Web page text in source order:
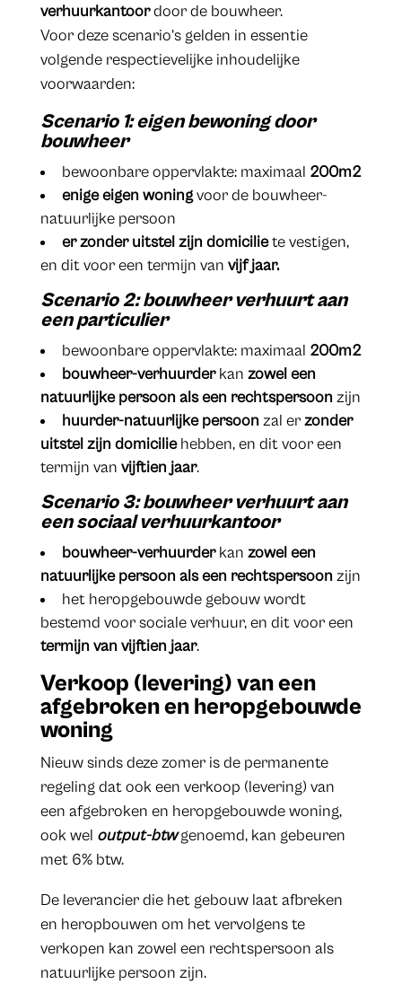
verhuurkantoordoor de bouwheer.
Voor deze scenario’s gelden in essentie
volgende respectievelijke inhoudelijke
voorwaarden:
Scenario 1: eigen bewoning door
bouwheer
bewoonbare oppervlakte: maximaal 200m2
enige eigen woningvoor de bouwheer-
natuurlijke persoon
er zonder uitstel zijn domiciliete vestigen,
en dit voor een termijn van vijf jaar.
Scenario 2:bouwheer verhuurt aan
een particulier
bewoonbare oppervlakte: maximaal 200m2
bouwheer-verhuurderkan zowel een
natuurlijke persoon als een rechtspersoon zijn
huurder-natuurlijke persoon zal erzonder
uitstel zijn domiciliehebben, en dit voor een
termijn van vijftien jaar.
Scenario 3:bouwheer verhuurt aan
een sociaal verhuurkantoor
bouwheer-verhuurderkan zowel een
natuurlijke persoon als een rechtspersoon zijn
het heropgebouwde gebouw wordt
bestemd voor sociale verhuur, en dit voor een
termijn van vijftien jaar.
Verkoop (levering) van een
afgebroken en heropgebouwde
woning
Nieuw sinds deze zomer is de permanente
regeling dat ook een verkoop (levering) van
een afgebroken en heropgebouwde woning,
ook wel output-btwgenoemd, kan gebeuren
met 6% btw.
De leverancier die het gebouw laat afbreken
en heropbouwen om het vervolgens te
verkopen kan zowel een rechtspersoon als
natuurlijke persoon zijn.